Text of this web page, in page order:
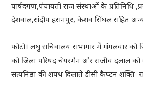
पार्षदगण,पंचायती राज संस्थाओं के प्रतिनिधि
देशवाल,संदीप हसनपुर, केशव सिंघल सहित
फोटो। लघु सचिवालय सभागार में मंगलवार को
को जिला परिषद चेयरमैन और राजीव दलाल
सत्यनिष्ठा की शपथ दिलाते डीसी कैप्टन शक्ति